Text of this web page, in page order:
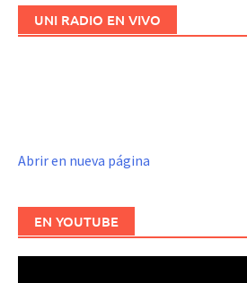
UNI RADIO EN VIVO
Abrir en nueva página
EN YOUTUBE